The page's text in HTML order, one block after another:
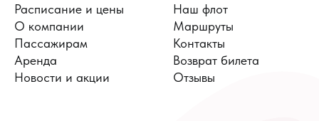
Расписание и цены
О компании
Пассажирам
Аренда
Новости и акции
Наш флот
Маршруты
Контакты
Возврат билета
Отзывы